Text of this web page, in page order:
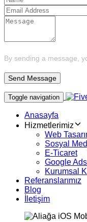
By sending a message,
Toggle navigation
Anasayfa
Hizmetlerimiz
Web
Sosyal
E-Ticaret
Google
Kurumsal
Referanslarımız
Blog
İletişim